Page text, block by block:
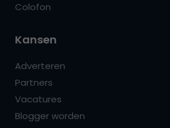
Colofon
Kansen
Adverteren
Partners
Vacatures
Blogger worden